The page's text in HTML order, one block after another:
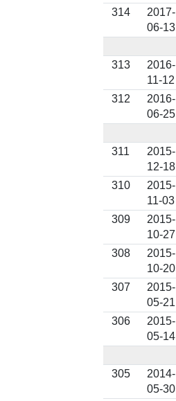
314
2017-
06-13
313
2016-
11-12
312
2016-
06-25
311
2015-
12-18
310
2015-
11-03
309
2015-
10-27
308
2015-
10-20
307
2015-
05-21
306
2015-
05-14
305
2014-
05-30